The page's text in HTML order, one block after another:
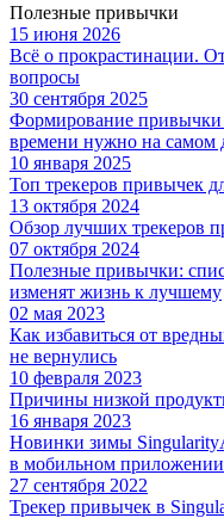
Полезные привычки
15 июня 2026
Всё о прокрастинации.
вопросы
30 сентября 2025
Формирование
времени нужно на самом
10 января 2025
Топ трекеров привычек
13 октября 2024
Обзор лучших трекеров
07 октября 2024
Полезные привычки:
изменят жизнь к лучшему
02 мая 2023
Как избавиться от
не вернулись
10 февраля 2023
Причины низкой
16 января 2023
Новинки зимы
в мобильном приложении
27 сентября 2022
Трекер привычек в